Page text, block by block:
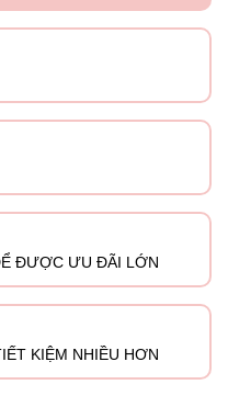
ĐƯỢC ƯU ĐÃI LỚN
KIỆM NHIỀU HƠN